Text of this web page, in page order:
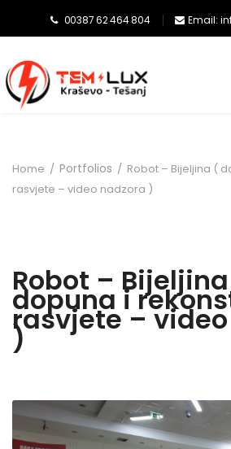
00387 62 464 804 Email:
Home / Portfolios / Robot – Bijeljina (
rasvjete – video nadzora )
Robot –
dopuna i
rasvjete –
)